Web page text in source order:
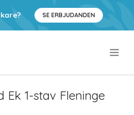
SE ERBJUDANDEN
Ek 1-stav Fleninge